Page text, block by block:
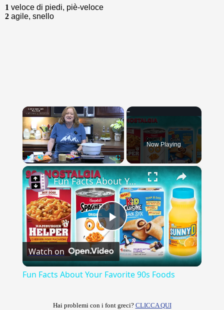
1 veloce di piedi, piè-veloce
2 agile, snello
×
Play Unmute
Now Playing
×
Play
Video
Fun Facts About Your Favorite 90s Foods
Watch on
Fun Facts About Your Favorite 90s Foods
Hai problemi con i font greci? CLICCA QUI